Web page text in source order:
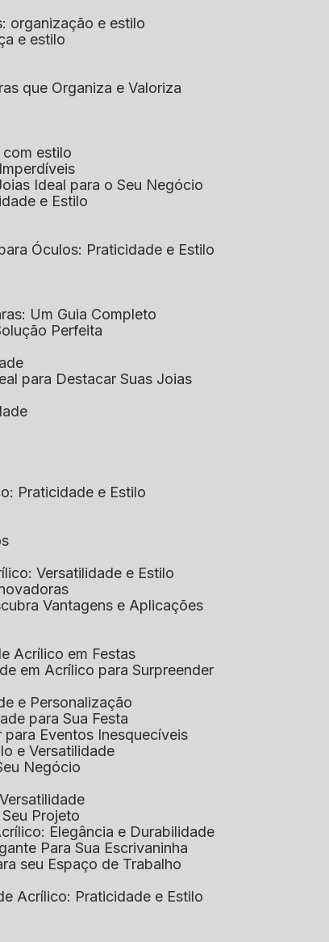
organização e estilo
e estilo
que Organiza e Valoriza
com estilo
Ideal para o Seu Negócio
e Estilo
Óculos: Praticidade e Estilo
Um Guia Completo
Perfeita
para Destacar Suas Joias
Praticidade e Estilo
Versatilidade e Estilo
Vantagens e Aplicações
Acrílico em Festas
em Acrílico para Surpreender
e Personalização
para Sua Festa
para Eventos Inesquecíveis
e Versatilidade
Negócio
Projeto
Elegância e Durabilidade
Para Sua Escrivaninha
seu Espaço de Trabalho
Acrílico: Praticidade e Estilo